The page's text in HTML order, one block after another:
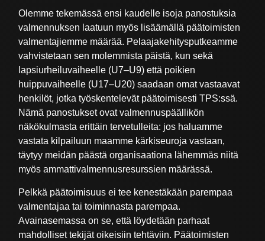
Olemme tekemässä ensi kaudelle isoja panostuksia
valmennuksen laatuun myös lisäämällä päätoimisten
valmentajiemme määrää. Pelaajakehitysputkeamme
vahvistetaan sen molemmista päistä, kun sekä
lapsiurheiluvaiheelle (U7–U9) että poikien
huippuvaiheelle (U17–U20) saadaan omat vastaavat
henkilöt, jotka työskentelevät päätoimisesti TPS:ssä.
Nämä panostukset ovat valmennuspäällikön
näkökulmasta erittäin tervetulleita: jos haluamme
vastata kilpailuun maamme kärkiseuroja vastaan,
täytyy meidän päästä organisaationa lähemmäs niitä
myös ammattivalmennusresurssien määrässä.
Pelkkä päätoimisuus ei tee kenestäkään parempaa
valmentajaa tai toiminnasta parempaa.
Avainasemassa on se, että löydetään parhaat
mahdolliset tekijät oikeisiin tehtäviin. Päätoimisten